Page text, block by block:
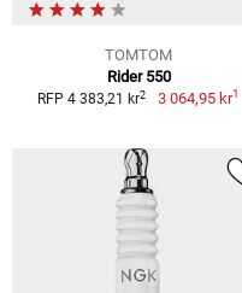
TOMTOM
Rider 550
RFP 4 383,21 kr2 3 064,95 kr1